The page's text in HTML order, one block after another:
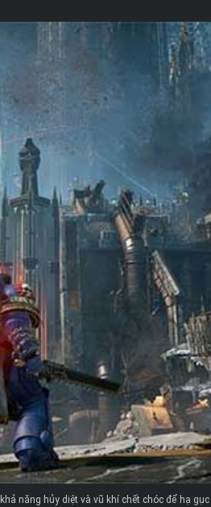
năng hủy diệt và vũ khí chết chóc để hạ